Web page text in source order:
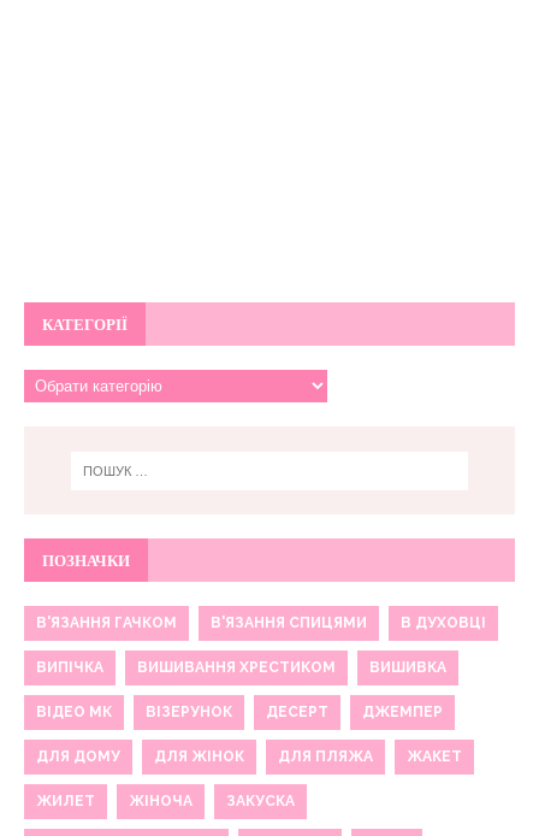
КАТЕГОРІЇ
ПОЗНАЧКИ
В'ЯЗАННЯ ГАЧКОМ В'ЯЗАННЯ СПИЦЯМИ В ДУХОВЦІ
ВИПІЧКА ВИШИВАННЯ ХРЕСТИКОМ ВИШИВКА
ВІДЕО МК ВІЗЕРУНОК ДЕСЕРТ ДЖЕМПЕР
ДЛЯ ДОМУ ДЛЯ ЖІНОК ДЛЯ ПЛЯЖА ЖАКЕТ
ЖИЛЕТ ЖІНОЧА ЗАКУСКА